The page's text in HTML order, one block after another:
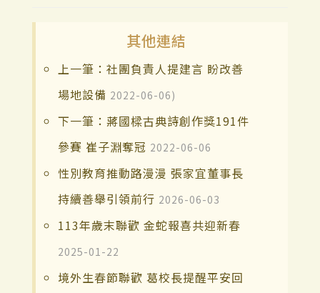
其他連結
上一筆：社團負責人提建言 盼改善
場地設備 2022-06-06)
下一筆：蔣國樑古典詩創作獎191件
參賽 崔子淵奪冠 2022-06-06
性別教育推動路漫漫 張家宜董事長
持續善舉引領前行 2026-06-03
113年歲末聯歡 金蛇報喜共迎新春
2025-01-22
境外生春節聯歡 葛校長提醒平安回